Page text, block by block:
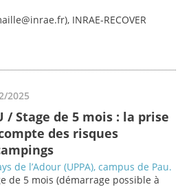
INRAE-RECOVER
2025
/ Stage de 5 mois : la prise
des risques
de l’Adour (UPPA), campus de Pau.
de 5 mois (démarrage possible à